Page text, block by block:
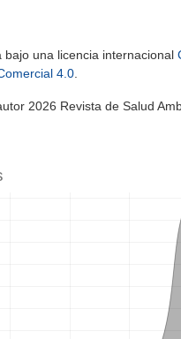
bajo una licencia internacional
4.0.
2026 Revista de Salud